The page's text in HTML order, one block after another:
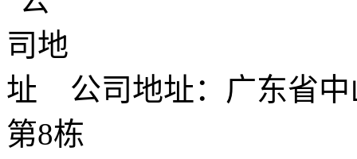
公司地址：广东省
第8栋